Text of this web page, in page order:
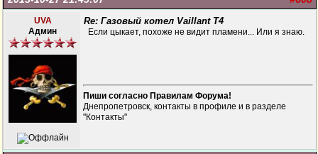
UVA
Админ
Re: Газовый котел Vaillant T4
Если цыкает, похоже не видит пламени... Или я знаю.
Пиши согласно Правилам Форума!
Днепропетровск, контакты в профиле и в разделе
"Контакты"